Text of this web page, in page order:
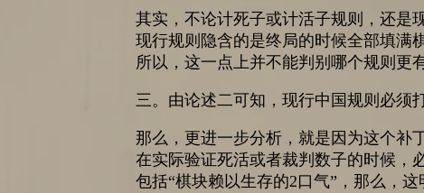
其实，不论计死子或计活子规则，还是
现行规则隐含的是终局的时候全部填满
所以，这一点上并不能判别哪个规则更
三。由论述二可知，现行中国规则必须
那么，更进一步分析，就是因为这个补
在实际验证死活或者裁判数子的时候，
包括“棋块赖以生存的2口气”，那么，